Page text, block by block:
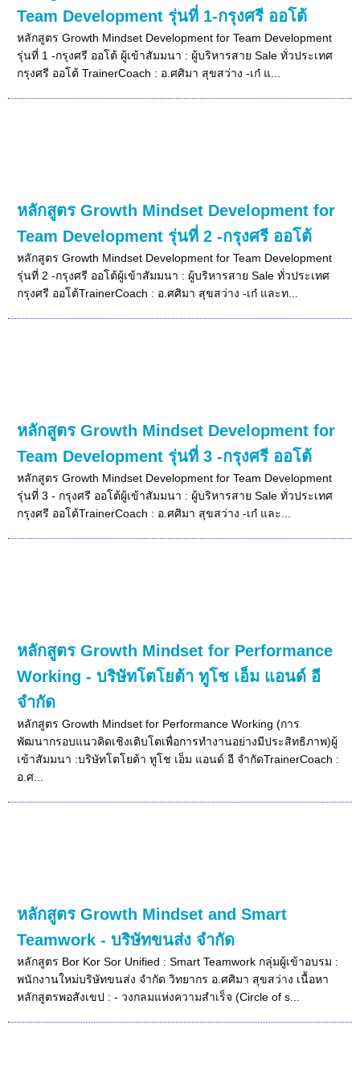
Team Development รุ่นที่ 1-กรุงศรี ออโต้
หลักสูตร Growth Mindset Development for Team Development
รุ่นที่ 1 -กรุงศรี ออโต้ ผู้เข้าสัมมนา : ผู้บริหารสาย Sale ทั่วประเทศ
กรุงศรี ออโต้ TrainerCoach : อ.ศศิมา สุขสว่าง -เก๋ แ...
หลักสูตร Growth Mindset Development for
Team Development รุ่นที่ 2 -กรุงศรี ออโต้
หลักสูตร Growth Mindset Development for Team Development
รุ่นที่ 2 -กรุงศรี ออโต้ผู้เข้าสัมมนา : ผู้บริหารสาย Sale ทั่วประเทศ
กรุงศรี ออโต้TrainerCoach : อ.ศศิมา สุขสว่าง -เก๋ และท...
หลักสูตร Growth Mindset Development for
Team Development รุ่นที่ 3 -กรุงศรี ออโต้
หลักสูตร Growth Mindset Development for Team Development
รุ่นที่ 3 - กรุงศรี ออโต้ผู้เข้าสัมมนา : ผู้บริหารสาย Sale ทั่วประเทศ
กรุงศรี ออโต้TrainerCoach : อ.ศศิมา สุขสว่าง -เก๋ และ...
หลักสูตร Growth Mindset for Performance
Working - บริษัทโตโยต้า ทูโช เอ็ม แอนด์ อี
จำกัด
หลักสูตร Growth Mindset for Performance Working (การ
พัฒนากรอบแนวคิดเชิงเติบโตเพื่อการทำงานอย่างมีประสิทธิภาพ)ผู้
เข้าสัมมนา :บริษัทโตโยต้า ทูโช เอ็ม แอนด์ อี จำกัดTrainerCoach :
อ.ศ...
หลักสูตร Growth Mindset and Smart
Teamwork - บริษัทขนส่ง จำกัด
หลักสูตร Bor Kor Sor Unified : Smart Teamwork กลุ่มผู้เข้าอบรม :
พนักงานใหม่บริษัทขนส่ง จำกัด วิทยากร อ.ศศิมา สุขสว่าง เนื้อหา
หลักสูตรพอสังเขป : - วงกลมแห่งความสำเร็จ (Circle of s...